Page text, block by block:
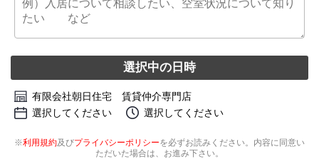
選択中の日時
有限会社朝日住宅 賃貸仲介専門店
選択してください
選択してください
※利用規約及びプライバシーポリシーを必ずお読みください。内容に同意い
ただいた場合は、お進み下さい。